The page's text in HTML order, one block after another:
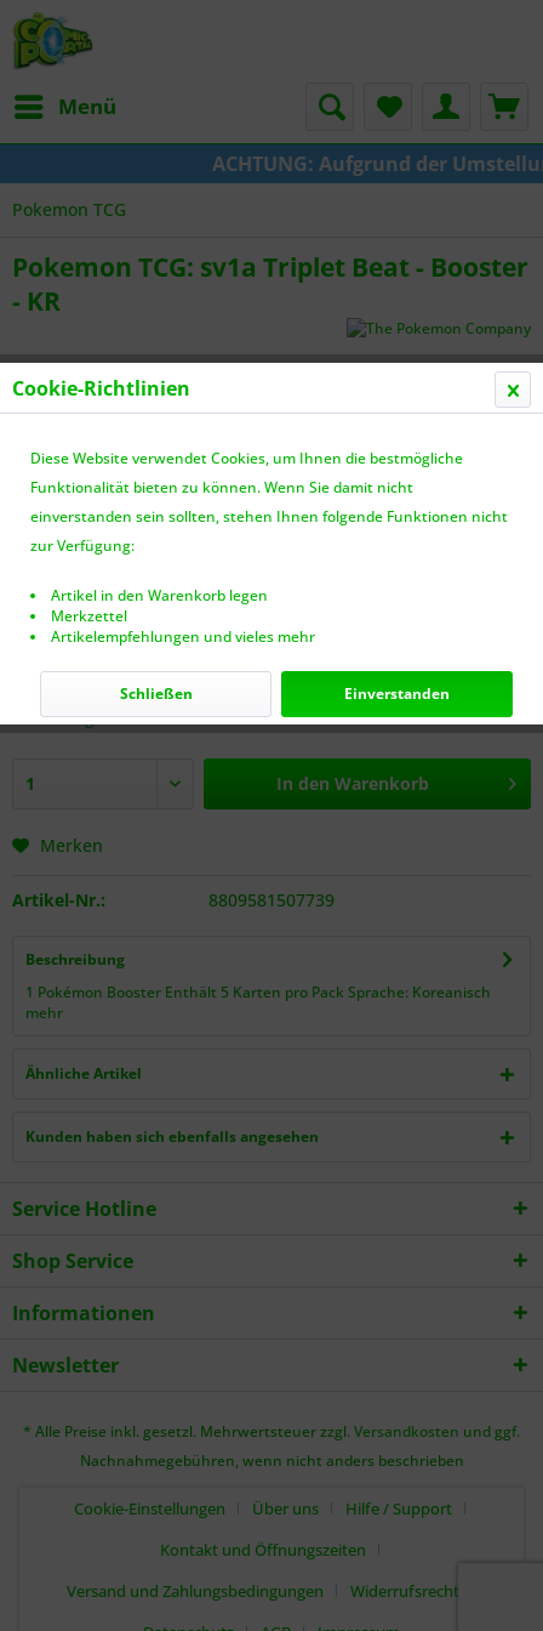
Menü
ACHTUNG: Aufgrund der
Pokemon TCG
Pokemon TCG: sv1a Triplet Beat - Booster
- KR
3,00 € *
zzgl. Versandkosten (VERSANDFREI AB 40€!)
Auf Lager.
In den Warenkorb
Merken
Artikel-Nr.: 8809581507739
Beschreibung
1 Pokémon Booster Enthält 5 Karten pro Pack Sprache: Koreanisch
mehr
Ähnliche Artikel
Kunden haben sich ebenfalls angesehen
Service Hotline
Shop Service
Informationen
Newsletter
* Alle Preise inkl. gesetzl. Mehrwertsteuer zzgl. Versandkosten und ggf.
Nachnahmegebühren, wenn nicht anders beschrieben
Cookie-Einstellungen Über uns
Hilfe / Support
Kontakt und Öffnungszeiten
Versand und Zahlungsbedingungen
Widerrufsrecht
Cookie-Richtlinien
Diese Website verwendet Cookies, um Ihnen die bestmögliche
Funktionalität bieten zu können. Wenn Sie damit nicht
einverstanden sein sollten, stehen Ihnen folgende Funktionen nicht
zur Verfügung:
Artikel in den Warenkorb legen
Merkzettel
Artikelempfehlungen und vieles mehr
Einverstanden
Schließen